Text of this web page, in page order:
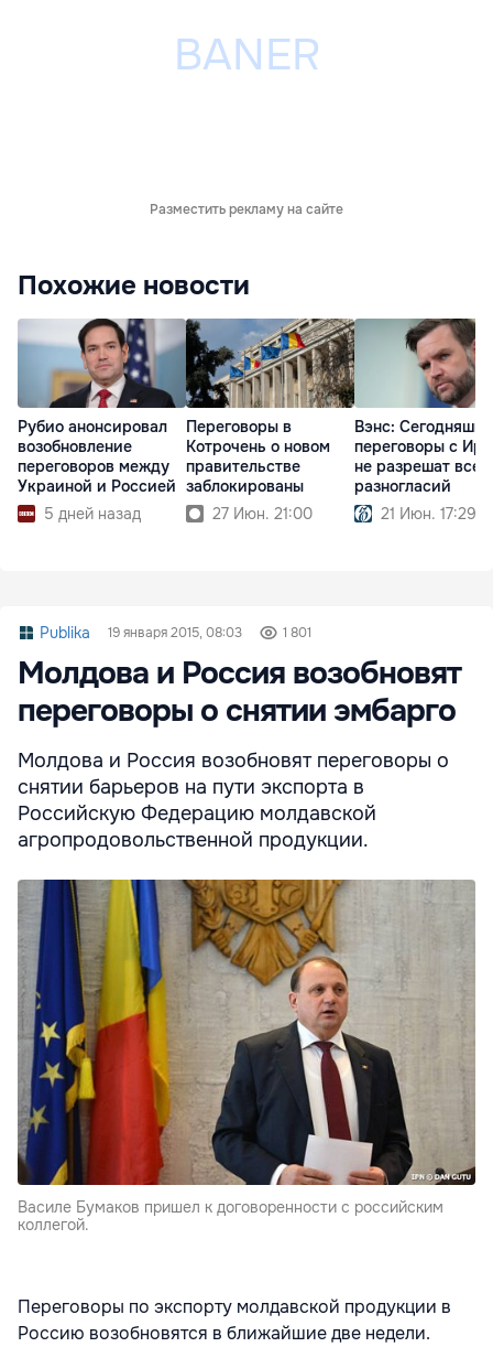
Разместить рекламу на сайте
Похожие новости
Рубио анонсировал
возобновление
переговоров между
Украиной и Россией
5 дней назад
Переговоры в
Котрочень о новом
правительстве
заблокированы
27 Июн. 21:00
Вэнс:
переговоры с
не разрешат всех
разногласий
21 Июн. 17:29
Publika 19 января 2015, 08:03 1 801
Молдова и Россия возобновят
переговоры о снятии эмбарго
Молдова и Россия возобновят переговоры о
снятии барьеров на пути экспорта в
Российскую Федерацию молдавской
агропродовольственной продукции.
Василе Бумаков пришел к договоренности с российским
коллегой.
Переговоры по экспорту молдавской продукции в
Россию возобновятся в ближайшие две недели.